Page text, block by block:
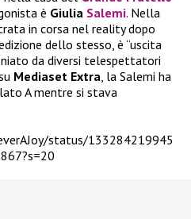
è Giulia Salemi. Nella
in corsa nel reality dopo
dello stesso, è “uscita
da diversi telespettatori
Mediaset Extra, la Salemi ha
A mentre si stava
status/133284219945